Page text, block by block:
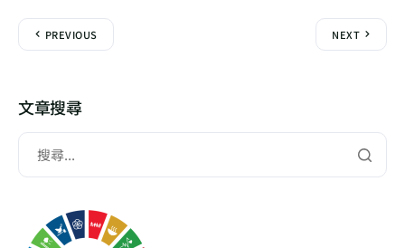
PREVIOUS NEXT
文章搜尋